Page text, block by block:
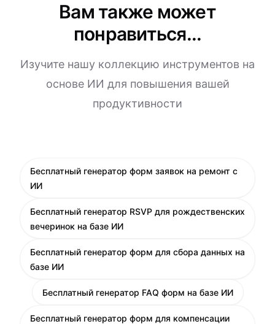
Вам также может
понравиться...
Изучите нашу коллекцию инструментов на
основе ИИ для повышения вашей
продуктивности
Бесплатный генератор форм заявок на ремонт с
ИИ
Бесплатный генератор RSVP для рождественских
вечеринок на базе ИИ
Бесплатный генератор форм для сбора данных на
базе ИИ
Бесплатный генератор FAQ форм на базе ИИ
Бесплатный генератор форм для компенсации